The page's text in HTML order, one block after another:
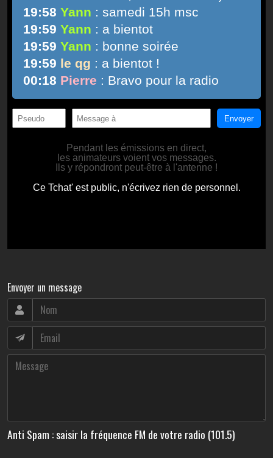
Envoyer un message
Anti Spam : saisir la fréquence FM de votre radio (101.5)